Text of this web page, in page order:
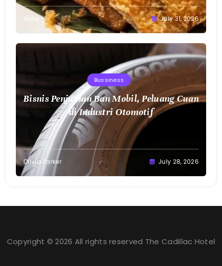
Sahil July 31, 2026
Bussiness
Bisnis Penjualan Ban Mobil, Peluang Cuan
di Industri Otomotif
Olivia Parker July 28, 2026
Copyright © 2026 All rights reserved The Cadillac Hotel